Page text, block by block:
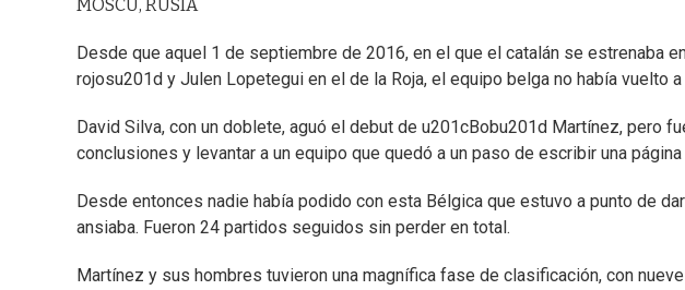
MOSCÚ, RUSIA
Desde que aquel 1 de septiembre de 2016, en el que el catalán se estrenaba
rojosu201d y Julen Lopetegui en el de la Roja, el equipo belga no había vuelto a
David Silva, con un doblete, aguó el debut de u201cBobu201d Martínez, pero
conclusiones y levantar a un equipo que quedó a un paso de escribir una
Desde entonces nadie había podido con esta Bélgica que estuvo a punto de
ansiaba. Fueron 24 partidos seguidos sin perder en total.
Martínez y sus hombres tuvieron una magnífica fase de clasificación, con